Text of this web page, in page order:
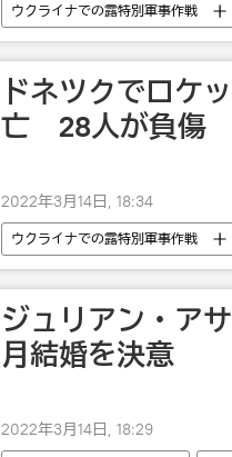
ウクライナでの露特別軍事作戦
ドネツクでロケ
亡 28人が負傷
2022年3月14日, 18:34
ウクライナでの露特別軍事作戦
ジュリアン・ア
月結婚を決意
2022年3月14日, 18:29